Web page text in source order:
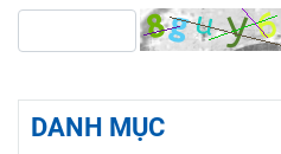
DANH MỤC